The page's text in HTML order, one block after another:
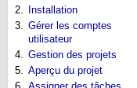
2.
Installation
3. Gérer les comptes
utilisateur
4. Gestion des projets
5. Aperçu du projet